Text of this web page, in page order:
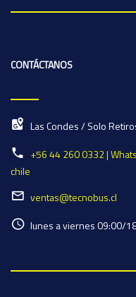
CONTÁCTANOS
Las Condes / Solo
+56 44 260 0332 |
chile
ventas@tecnobus.cl
lunes a viernes 09:00/